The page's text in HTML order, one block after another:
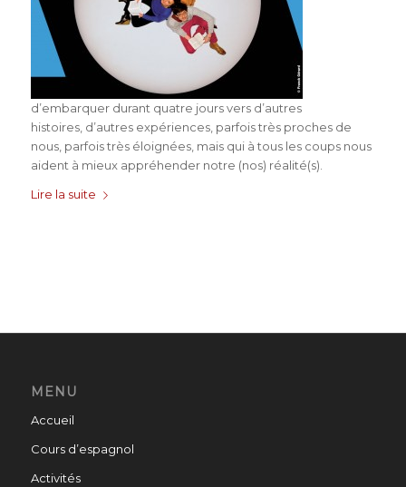
d’embarquer durant quatre jours vers d’autres
histoires, d’autres expériences, parfois très proches de
nous, parfois très éloignées, mais qui à tous les coups nous
aident à mieux appréhender notre (nos) réalité(s).
Lire la suite
MENU
Accueil
Cours d’espagnol
Activités